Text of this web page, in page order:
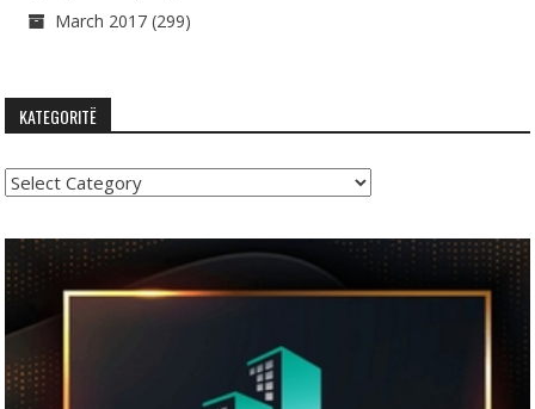
March 2017 (299)
KATEGORITË
Kategoritë